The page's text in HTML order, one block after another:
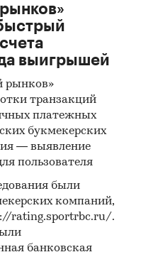
выигрышей
рынков»
транзакций
платежных
букмекерских
— выявление
пользователя
были
компаний,
rating.sportrbc.ru/.
банковская